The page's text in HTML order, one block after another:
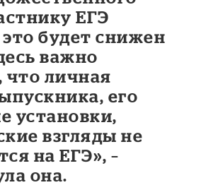
ЕГЭ
это будет снижен
важно
что личная
его
установки,
взгляды не
на ЕГЭ», –
она.